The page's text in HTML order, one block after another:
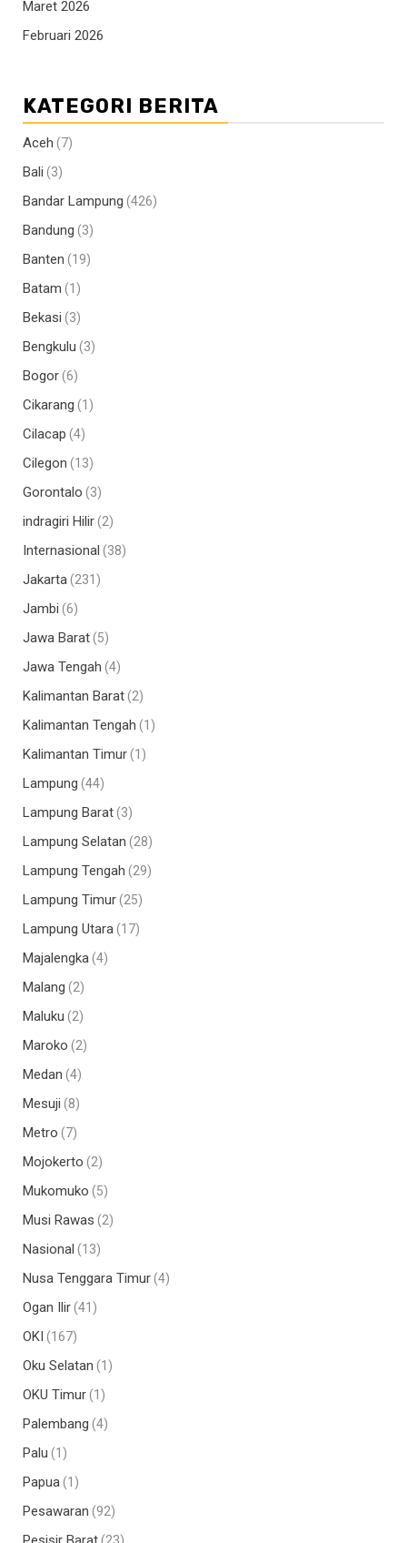
Maret 2026
Februari 2026
KATEGORI BERITA
Aceh (7)
Bali (3)
Bandar Lampung (426)
Bandung (3)
Banten (19)
Batam (1)
Bekasi (3)
Bengkulu (3)
Bogor(6)
Cikarang (1)
Cilacap (4)
Cilegon (13)
Gorontalo (3)
indragiri Hilir(2)
Internasional (38)
Jakarta(231)
Jambi (6)
Jawa Barat(5)
Jawa Tengah (4)
Kalimantan Barat(2)
Kalimantan Tengah (1)
Kalimantan Timur(1)
Lampung (44)
Lampung Barat(3)
Lampung Selatan (28)
Lampung Tengah (29)
Lampung Timur(25)
Lampung Utara(17)
Majalengka(4)
Malang (2)
Maluku (2)
Maroko (2)
Medan (4)
Mesuji (8)
Metro (7)
Mojokerto (2)
Mukomuko (5)
Musi Rawas (2)
Nasional (13)
Nusa Tenggara Timur(4)
Ogan Ilir(41)
OKI (167)
Oku Selatan (1)
OKU Timur(1)
Palembang (4)
Palu (1)
Papua(1)
Pesawaran (92)
(23)